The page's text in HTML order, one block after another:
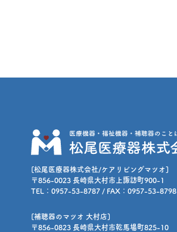
[松尾医療器株式会社/ケアリビングマツオ]
〒856-0023 長崎県大村市上諏訪町900-1
TEL：0957-53-8787 / FAX：0957-53-8798
[補聴器のマツオ 大村店]
〒856-0823 長崎県大村市乾馬場町825-10